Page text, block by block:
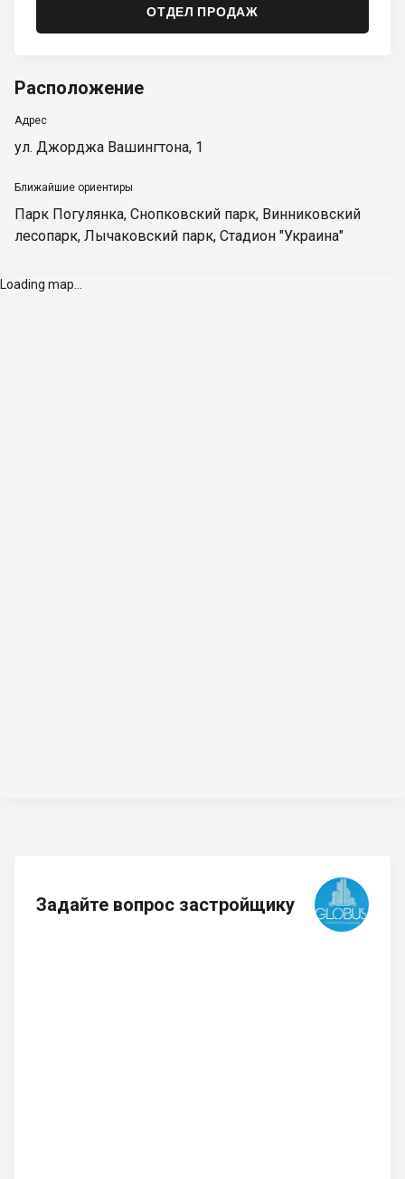
ОТДЕЛ ПРОДАЖ
Расположение
Адрес
ул. Джорджа Вашингтона, 1
Ближайшие ориентиры
Парк Погулянка, Снопковский парк, Винниковский
лесопарк, Лычаковский парк, Стадион "Украина"
Loading map...
Задайте вопрос застройщику